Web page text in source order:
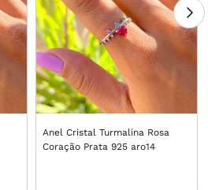
Anel Cristal Turmalina Rosa
Coração Prata 925 aro14